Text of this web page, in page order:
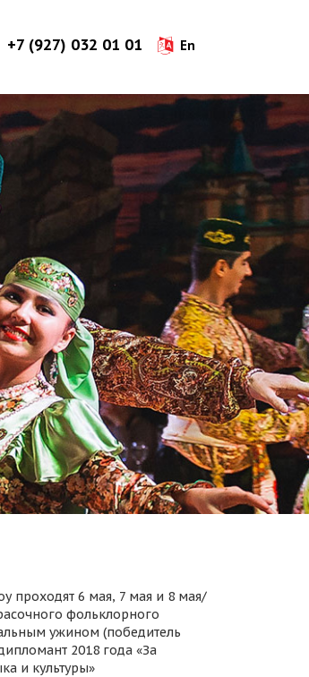
+7 (927) 032 01 01 En
проходят 6 мая, 7 мая и 8 мая/
фольклорного
ужином (победитель
2018 года «За
и культуры»